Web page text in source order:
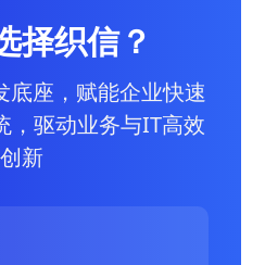
择织信？
底座，赋能企业快速
，驱动业务与IT高效
创新